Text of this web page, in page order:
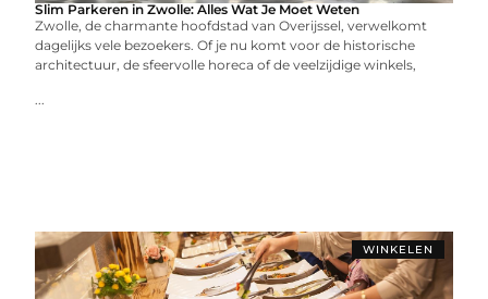
Slim Parkeren in Zwolle: Alles Wat Je Moet Weten
Zwolle, de charmante hoofdstad van Overijssel, verwelkomt
dagelijks vele bezoekers. Of je nu komt voor de historische
architectuur, de sfeervolle horeca of de veelzijdige winkels,
...
WINKELEN